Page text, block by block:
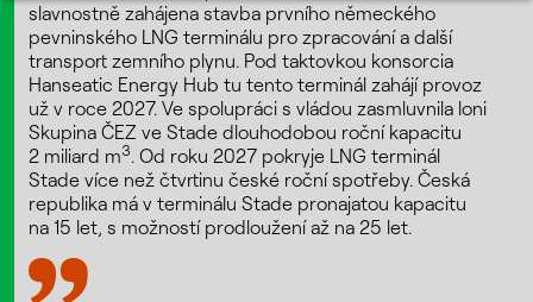
slavnostně zahájena stavba prvního německého
pevninského LNG terminálu pro zpracování a další
transport zemního plynu. Pod taktovkou konsorcia
Hanseatic Energy Hub tu tento terminál zahájí provoz
už v roce 2027. Ve spolupráci s vládou zasmluvnila loni
Skupina ČEZ ve Stade dlouhodobou roční kapacitu
2 miliard m3 . Od roku 2027 pokryje LNG terminál
Stade více než čtvrtinu české roční spotřeby. Česká
republika má v terminálu Stade pronajatou kapacitu
na 15 let, s možností prodloužení až na 25 let.